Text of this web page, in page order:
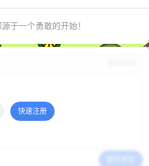
于一个勇敢的开始！
快速注册